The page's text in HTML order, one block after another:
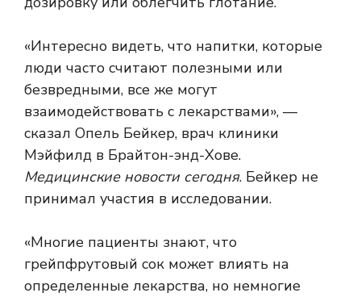
«Интересно видеть, что напитки, которые
люди часто считают полезными или
безвредными, все же могут
взаимодействовать с лекарствами», —
сказал Опель Бейкер, врач клиники
Мэйфилд в Брайтон-энд-Хове.
Медицинские новости сегодня. Бейкер не
принимал участия в исследовании.
«Многие пациенты знают, что
грейпфрутовый сок может влиять на
определенные лекарства, но немногие